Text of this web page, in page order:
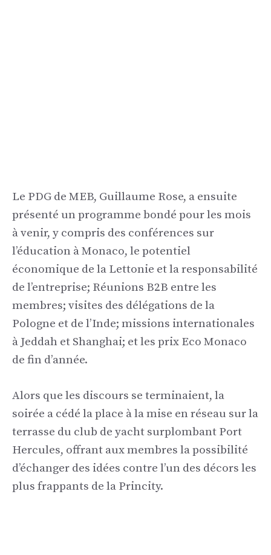
Le PDG de MEB, Guillaume Rose, a ensuite
présenté un programme bondé pour les mois
à venir, y compris des conférences sur
l’éducation à Monaco, le potentiel
économique de la Lettonie et la responsabilité
de l’entreprise; Réunions B2B entre les
membres; visites des délégations de la
Pologne et de l’Inde; missions internationales
à Jeddah et Shanghai; et les prix Eco Monaco
de fin d’année.
Alors que les discours se terminaient, la
soirée a cédé la place à la mise en réseau sur la
terrasse du club de yacht surplombant Port
Hercules, offrant aux membres la possibilité
d’échanger des idées contre l’un des décors les
plus frappants de la Princity.